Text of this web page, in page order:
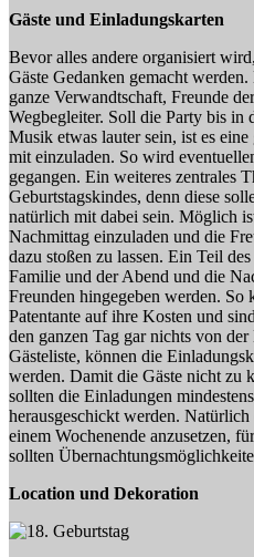
Gäste und Einladungskarten
Bevor alles andere organisiert
Gäste Gedanken gemacht
ganze Verwandtschaft, Freunde
Wegbegleiter. Soll die Party bis in
Musik etwas lauter sein, ist es
mit einzuladen. So wird
gegangen. Ein weiteres zentrales
Geburtstagskindes, denn diese
natürlich mit dabei sein. Möglich
Nachmittag einzuladen und die
dazu stoßen zu lassen. Ein Teil
Familie und der Abend und die
Freunden hingegeben werden. So
Patentante auf ihre Kosten und
den ganzen Tag gar nichts von
Gästeliste, können die
werden. Damit die Gäste nicht zu
sollten die Einladungen
herausgeschickt werden.
einem Wochenende anzusetzen,
sollten
Location und Dekoration